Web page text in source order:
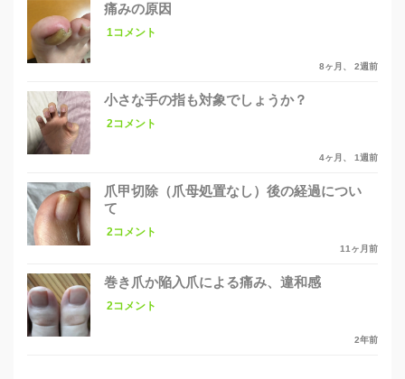
痛みの原因
1コメント
8ヶ月、 2週前
小さな手の指も対象でしょうか？
2コメント
4ヶ月、 1週前
爪甲切除（爪母処置なし）後の経過につい
て
2コメント
11ヶ月前
巻き爪か陥入爪による痛み、違和感
2コメント
2年前